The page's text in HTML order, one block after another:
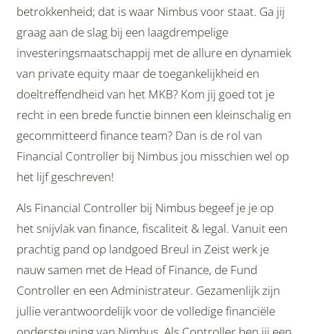
betrokkenheid; dat is waar Nimbus voor staat. Ga jij
graag aan de slag bij een laagdrempelige
investeringsmaatschappij met de allure en dynamiek
van private equity maar de toegankelijkheid en
doeltreffendheid van het MKB? Kom jij goed tot je
recht in een brede functie binnen een kleinschalig en
gecommitteerd finance team? Dan is de rol van
Financial Controller bij Nimbus jou misschien wel op
het lijf geschreven!
Als Financial Controller bij Nimbus begeef je je op
het snijvlak van finance, fiscaliteit & legal. Vanuit een
prachtig pand op landgoed Breul in Zeist werk je
nauw samen met de Head of Finance, de Fund
Controller en een Administrateur. Gezamenlijk zijn
jullie verantwoordelijk voor de volledige financiële